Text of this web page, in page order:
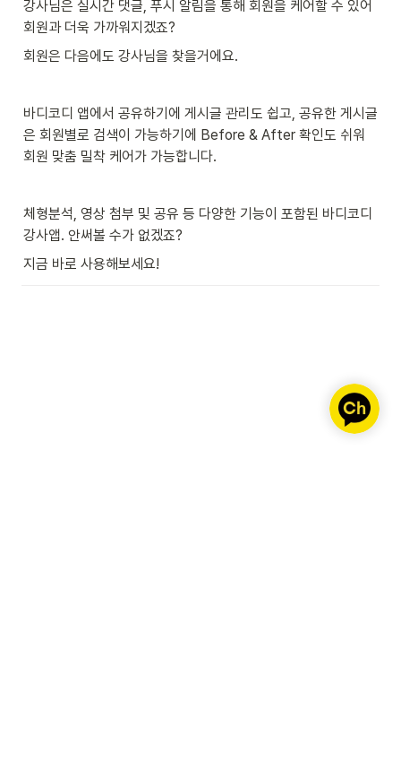
강사님은 실시간 댓글, 푸시 알림을 통해 회원을 케어할 수 있어
회원과 더욱 가까워지겠죠?
회원은 다음에도 강사님을 찾을거에요.
바디코디 앱에서 공유하기에 게시글 관리도 쉽고, 공유한 게시글
은 회원별로 검색이 가능하기에 Before & After 확인도 쉬워
회원 맞춤 밀착 케어가 가능합니다.
체형분석, 영상 첨부 및 공유 등 다양한 기능이 포함된 바디코디
강사앱. 안써볼 수가 없겠죠?
지금 바로 사용해보세요!